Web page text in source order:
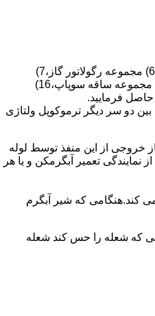
قطعات ساختمان آب گرم کن های دیواری شمعک دار عبارتند از : 1) کلاهک تعدیل،2) کلاهک تعدیل جریان دودکش،3) صفحه پشتی آبگرمکن،4) مبدل گرمایی،5) مجموعه مشعل،6) مجموعه رگولاتور گاز،7)
مجموعه رگولاتور آب،8) رویه آبگرمکن،9) صفحه پشتی آبگرمکن،10) رگولاتور آب در آبگرمکن های شمعک دار،11) بدنه،12) قاب برنجی،13) شیپوره،14) شیر احتراق آهسته،15) مجموعه ساقه سوپاپ،16)
دو سر دیگر ترموکوپل ولتاژی
خروجی از این منفذ توسط لوله
تعمیر آبگرمکن و یا هر
عدد باتری 1/5 ولت تامین می شود.برای ایجاد جرقه یک تراس افزاینده این 3 ولت را به 14000 تا 18000 ولت تبدیل می کند.هنگامی که شیر آبگرم
که شعله را حس کند شعله